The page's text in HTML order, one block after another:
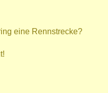
eine Rennstrecke?